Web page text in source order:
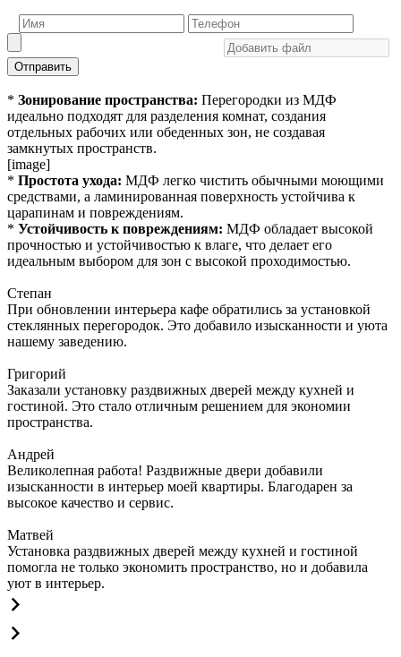
Отправить
* Зонирование пространства: Перегородки из МДФ
идеально подходят для разделения комнат, создания
отдельных рабочих или обеденных зон, не создавая
замкнутых пространств.
[image]
* Простота ухода: МДФ легко чистить обычными моющими
средствами, а ламинированная поверхность устойчива к
царапинам и повреждениям.
* Устойчивость к повреждениям: МДФ обладает высокой
прочностью и устойчивостью к влаге, что делает его
идеальным выбором для зон с высокой проходимостью.
Степан
При обновлении интерьера кафе обратились за установкой
стеклянных перегородок. Это добавило изысканности и уюта
нашему заведению.
Григорий
Заказали установку раздвижных дверей между кухней и
гостиной. Это стало отличным решением для экономии
пространства.
Андрей
Великолепная работа! Раздвижные двери добавили
изысканности в интерьер моей квартиры. Благодарен за
высокое качество и сервис.
Матвей
Установка раздвижных дверей между кухней и гостиной
помогла не только экономить пространство, но и добавила
уют в интерьер.